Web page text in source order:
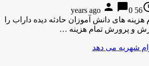
56 years ago
person chat_bubble0
های دانش آموزان حادثه دیده داراب را
و پرورش تمام هزینه …